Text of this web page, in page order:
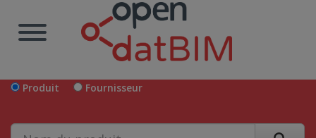
Produit Fournisseur